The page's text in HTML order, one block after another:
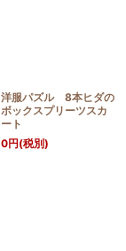
洋服パズル 8本ヒダの
ボックスプリーツスカ
ート
0円(税別)